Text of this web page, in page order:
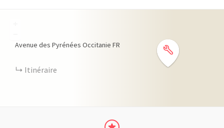
Avenue des Pyrénées Occitanie FR
Itinéraire